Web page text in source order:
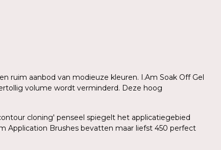
ruim aanbod van modieuze kleuren. I.Am Soak Off Gel
volume wordt verminderd. Deze hoog
cloning' penseel spiegelt het applicatiegebied
Application Brushes bevatten maar liefst 450 perfect